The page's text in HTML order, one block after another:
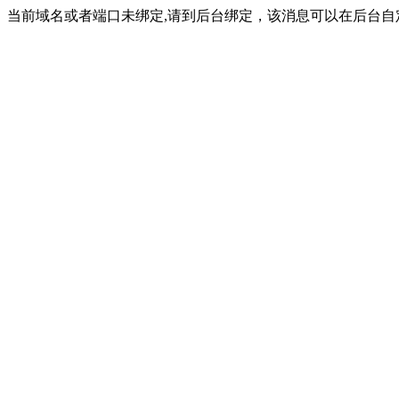
当前域名或者端口未绑定,请到后台绑定，该消息可以在后台自